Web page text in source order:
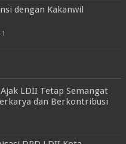
dengan Kakanwil
1
LDII Tetap Semangat
dan Berkontribusi